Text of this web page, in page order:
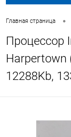
Главная страница •
Процессор
Harpertown
12288Kb,